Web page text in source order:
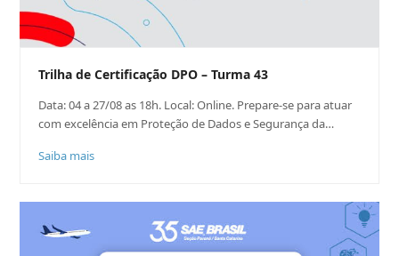
Trilha de Certificação DPO – Turma 43
Data: 04 a 27/08 as 18h. Local: Online. Prepare-se para atuar
com excelência em Proteção de Dados e Segurança da…
Saiba mais